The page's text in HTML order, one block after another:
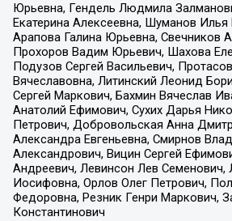
Юрьевна, Гендель Людмила
Екатерина Алексеевна, Шуманов Илья
Арапова Галина Юрьевна, Свечников
Прохоров Вадим Юрьевич, Шахова
Подузов Сергей Васильевич,
Вячеславовна, Литинский Леонид
Сергей Маркович, Бахмин Вячеслав
Анатолий Ефимович, Сухих Дарья
Петрович, Добровольская Анна
Александра Евгеньевна, Смирнов
Александрович, Вицин Сергей
Андреевич, Левинсон Лев Семенович,
Иосифовна, Орлов Олег Петрович,
Федоровна, Резник Генри Маркович,
Константинович